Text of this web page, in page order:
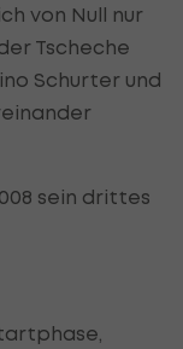
von Null nur
Tscheche
Schurter und
sein drittes